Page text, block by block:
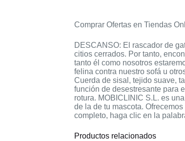
Comprar Ofertas en Tiendas
DESCANSO: El rascador de
citios cerrados. Por tanto,
tanto él como nosotros
felina contra nuestro sofá u
Cuerda de sisal, tejido suave,
función de desestresante para
rotura. MOBICLINIC S.L. es
de la de tu mascota.
completo, haga clic en la
Productos relacionados